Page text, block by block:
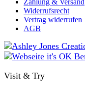
Zahlung & Versand
Widerrufsrecht
Vertrag widerrufen
AGB
Visit & Try